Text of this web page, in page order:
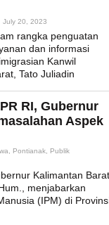
July 20, 2023
rangka penguatan
dan informasi
Kanwil
Tato Juliadin
RI, Gubernur
Aspek
, Pontianak, Publik
Kalimantan Barat
menjabarkan
(IPM) di